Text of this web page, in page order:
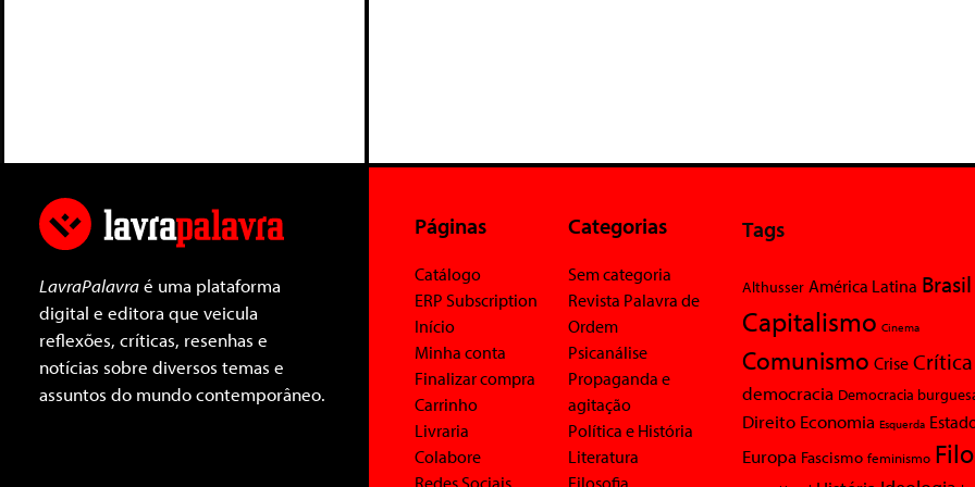
LavraPalavraé uma plataforma
digital e editora que veicula
reflexões, críticas, resenhas e
notícias sobre diversos temas e
assuntos do mundo contemporâneo.
Páginas
Catálogo
ERP Subscription
Início
Minha conta
Finalizar compra
Carrinho
Livraria
Colabore
Categorias
Sem categoria
Revista Palavra de
Ordem
Psicanálise
Propaganda e
agitação
Política e História
Literatura
Tags
Althusser América Latina Brasil
Capitalismo Cinema
Comunismo Crise Crítica
democracia Democracia
Direito Economia Esquerda
Europa Fascismo feminismo